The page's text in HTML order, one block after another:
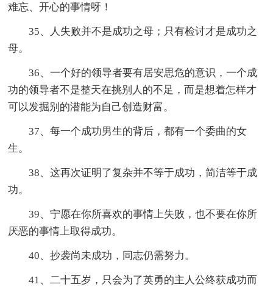
难忘、开心的事情呀！
35、人失败并不是成功之母；只有检讨才是成功之
母。
36、一个好的领导者要有居安思危的意识，一个成
功的领导者不是整天在挑别人的不足，而是想着怎样才
可以发掘别的潜能为自己创造财富。
37、每一个成功男生的背后，都有一个委曲的女
生。
38、这再次证明了复杂并不等于成功，简洁等于成
功。
39、宁愿在你所喜欢的事情上失败，也不要在你所
厌恶的事情上取得成功。
40、抄袭尚未成功，同志仍需努力。
41、二十五岁，只会为了英勇的主人公终获成功而